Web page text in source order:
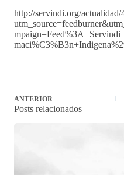
http://servindi.org/actualidad/
ANTERIOR
Posts relacionados